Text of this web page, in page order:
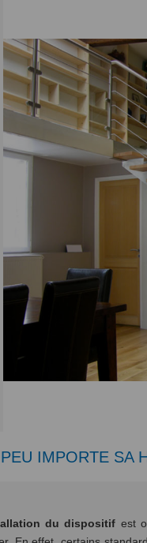
IMPORTE SA
du dispositif est